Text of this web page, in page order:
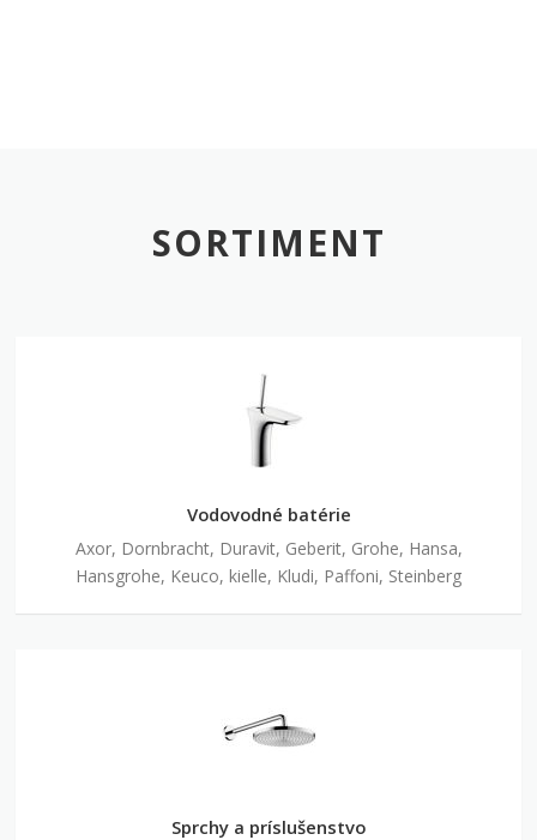
SORTIMENT
Vodovodné batérie
Axor, Dornbracht, Duravit, Geberit, Grohe, Hansa,
Hansgrohe, Keuco, kielle, Kludi, Paffoni, Steinberg
Sprchy a príslušenstvo